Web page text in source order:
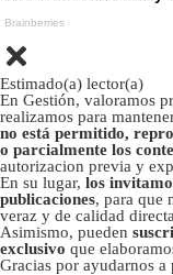
Estimado(a) lector(a)
En Gestión, valoramos
realizamos para
no está permitido,
o parcialmente los
autorizacion previa y
En su lugar, los
publicaciones, para que
veraz y de calidad
Asimismo, pueden
exclusivo que
Gracias por ayudarnos